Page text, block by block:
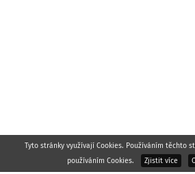
Tyto stránky využívají Cookies. Používáním těchto
používáním Cookies.
Zjistit více